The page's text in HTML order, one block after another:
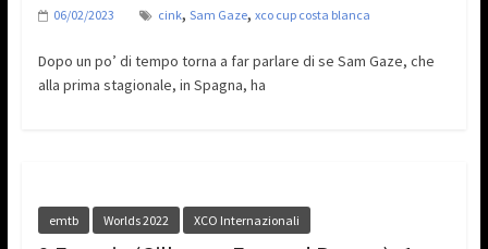
06/02/2023 cink, Sam Gaze, xco cup costa blanca
Dopo un po’ di tempo torna a far parlare di se Sam Gaze, che
alla prima stagionale, in Spagna, ha
emtb Worlds 2022 XCO Internazionali